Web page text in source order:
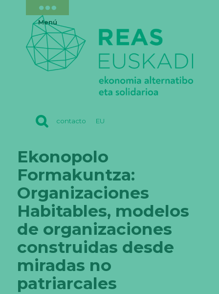
contacto EU
Menú
Ekonopolo
Formakuntza:
Organizaciones
Habitables, modelos
de organizaciones
construidas desde
miradas no
patriarcales